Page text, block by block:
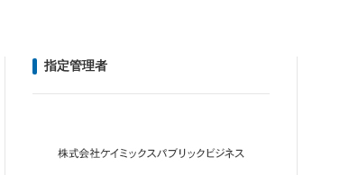
指定管理者